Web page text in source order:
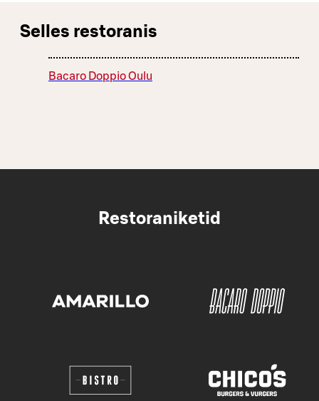
Selles restoranis
Bacaro Doppio Oulu
Restoraniketid